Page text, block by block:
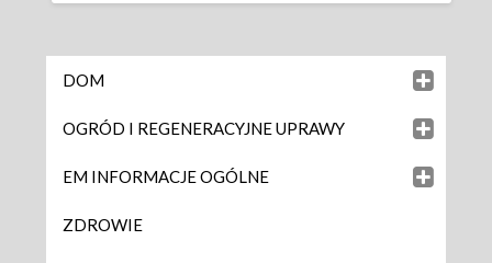
DOM
OGRÓD I REGENERACYJNE UPRAWY
EM INFORMACJE OGÓLNE
ZDROWIE